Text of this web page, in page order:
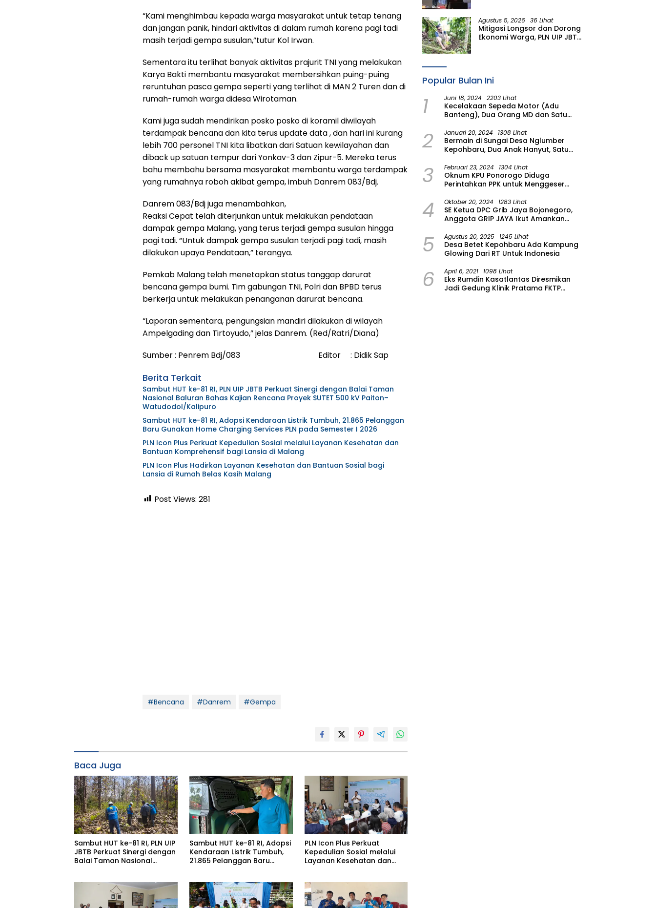
“Kami menghimbau kepada warga masyarakat untuk tetap tenang
dan jangan panik, hindari aktivitas di dalam rumah karena pagi tadi
masih terjadi gempa susulan,”tutur Kol Irwan.
Sementara itu terlihat banyak aktivitas prajurit TNI yang melakukan
Karya Bakti membantu masyarakat membersihkan puing-puing
reruntuhan pasca gempa seperti yang terlihat di MAN 2 Turen dan di
rumah-rumah warga didesa Wirotaman.
Kami juga sudah mendirikan posko posko di koramil diwilayah
terdampak bencana dan kita terus update data , dan hari ini kurang
lebih 700 personel TNI kita libatkan dari Satuan kewilayahan dan
diback up satuan tempur dari Yonkav-3 dan Zipur-5. Mereka terus
bahu membahu bersama masyarakat membantu warga terdampak
yang rumahnya roboh akibat gempa, imbuh Danrem 083/Bdj.
Danrem 083/Bdj juga menambahkan,
Reaksi Cepat telah diterjunkan untuk melakukan pendataan
dampak gempa Malang, yang terus terjadi gempa susulan hingga
pagi tadi. “Untuk dampak gempa susulan terjadi pagi tadi, masih
dilakukan upaya Pendataan,” terangya.
Pemkab Malang telah menetapkan status tanggap darurat
bencana gempa bumi. Tim gabungan TNI, Polri dan BPBD terus
berkerja untuk melakukan penanganan darurat bencana.
“Laporan sementara, pengungsian mandiri dilakukan di wilayah
Ampelgading dan Tirtoyudo,” jelas Danrem. (Red/Ratri/Diana)
Sumber : Penrem Bdj/083 Editor : Didik Sap
Berita Terkait
Sambut HUT ke-81 RI, PLN UIP JBTB Perkuat Sinergi dengan Balai Taman
Nasional Baluran Bahas Kajian Rencana Proyek SUTET 500 kV Paiton–
Watudodol/Kalipuro
Sambut HUT ke-81 RI, Adopsi Kendaraan Listrik Tumbuh, 21.865 Pelanggan
Baru Gunakan Home Charging Services PLN pada Semester I 2026
PLN Icon Plus Perkuat Kepedulian Sosial melalui Layanan Kesehatan dan
Bantuan Komprehensif bagi Lansia di Malang
PLN Icon Plus Hadirkan Layanan Kesehatan dan Bantuan Sosial bagi
Lansia di Rumah Belas Kasih Malang
Post Views: 281
#Bencana #Danrem #Gempa
Baca Juga
Sambut HUT ke-81 RI, PLN UIP
JBTB Perkuat Sinergi dengan
Balai Taman Nasional
kV Paiton–
Watudodol/Kalipuro
Sambut HUT ke-81 RI, Adopsi
Kendaraan Listrik Tumbuh,
21.865 Pelanggan Baru
I 2026
PLN Icon Plus Perkuat
Kepedulian Sosial melalui
Layanan Kesehatan dan
Agustus 5, 2026 36 Lihat
Mitigasi Longsor dan Dorong
Ekonomi Warga, PLN UIP JBTB
Popular Bulan Ini
1 Juni 18, 2024 2203 Lihat
Kecelakaan Sepeda Motor (Adu
Banteng), Dua Orang MD dan Satu
2 Januari 20, 2024 1308 Lihat
Bermain di Sungai Desa Nglumber
Kepohbaru, Dua Anak Hanyut, Satu
Masih Dalam Pencarian
3 Februari 23, 2024 1304 Lihat
Oknum KPU Ponorogo Diduga
Perintahkan PPK untuk Menggeser
Provinsi Asal Partai Gerindra
4 Oktober 20, 2024 1283 Lihat
SE Ketua DPC Grib Jaya Bojonegoro,
Anggota GRIP JAYA Ikut Amankan
Wilayah Bojonegoro
5 Agustus 20, 2025 1245 Lihat
Desa Betet Kepohbaru Ada Kampung
Glowing Dari RT Untuk Indonesia
6 April 6, 2021 1098 Lihat
Eks Rumdin Kasatlantas Diresmikan
Jadi Gedung Klinik Pratama FKTP